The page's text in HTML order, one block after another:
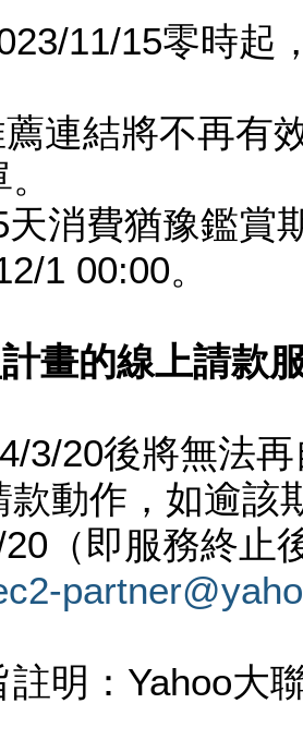
11/15零時起
連結將不再有
天消費猶豫鑑賞
1 00:00。
計畫的線上請款
3/20後將無法
款動作，如逾該
（即服務終止
註明：Yahoo大